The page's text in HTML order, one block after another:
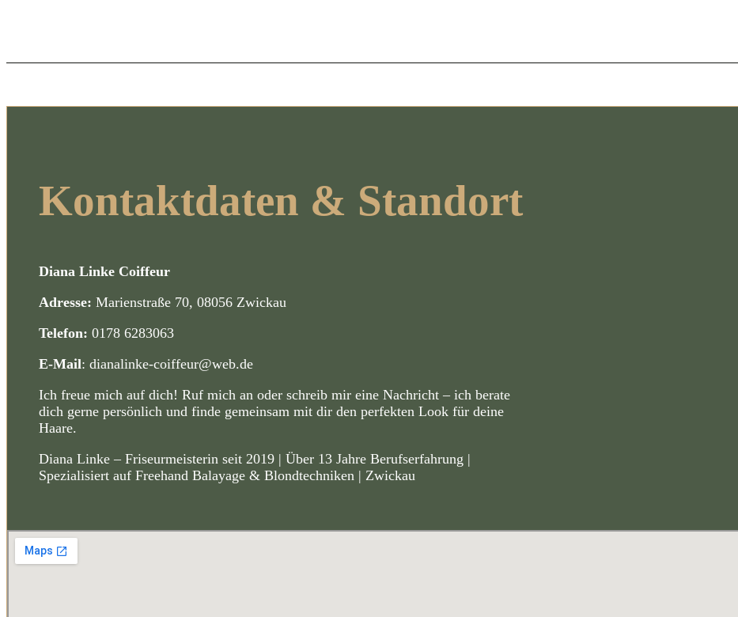
Kontaktdaten & Standort
Diana Linke Coiffeur
Adresse: Marienstraße 70, 08056 Zwickau
Telefon: 0178 6283063
E-Mail: dianalinke-coiffeur@web.de
Ich freue mich auf dich! Ruf mich an oder schreib mir eine Nachricht – ich berate
dich gerne persönlich und finde gemeinsam mit dir den perfekten Look für deine
Haare.
Diana Linke – Friseurmeisterin seit 2019 | Über 13 Jahre Berufserfahrung |
Spezialisiert auf Freehand Balayage & Blondtechniken | Zwickau